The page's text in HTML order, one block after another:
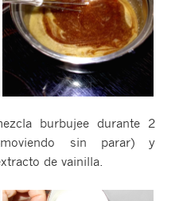
burbujee durante 2
sin parar) y
de vainilla.